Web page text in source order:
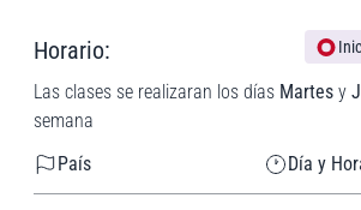
Horario:
Las clases se realizaran los días Martes y
semana
País
Día y